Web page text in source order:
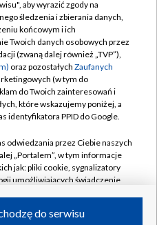
TVP
zgody
aby wyrazić zgody na
śledzenia i zbierania danych,
końcowym i ich
Twoich danych osobowych przez
(zwaną dalej również „TVP”),
oraz pozostałych Zaufanych
(w tym do
do Twoich zainteresowań i
które wskazujemy poniżej, a
identyfikatora PPID do Google.
odwiedzania przez Ciebie naszych
„Portalem”, w tym informacje
jak: pliki cookie, sygnalizatory
umożliwiających świadczenie
do serwisu